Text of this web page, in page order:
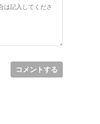
コメントする